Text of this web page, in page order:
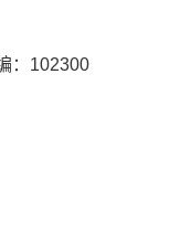
：102300